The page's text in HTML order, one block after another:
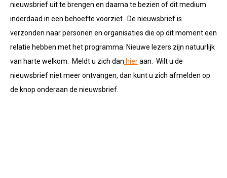
nieuwsbrief uit te brengen en daarna te bezien of dit medium
inderdaad in een behoefte voorziet. De nieuwsbrief is
verzonden naar personen en organisaties die op dit moment een
relatie hebben met het programma. Nieuwe lezers zijn natuurlijk
van harte welkom. Meldt u zich dan hieraan. Wilt u de
nieuwsbrief niet meer ontvangen, dan kunt u zich afmelden op
de knop onderaan de nieuwsbrief.